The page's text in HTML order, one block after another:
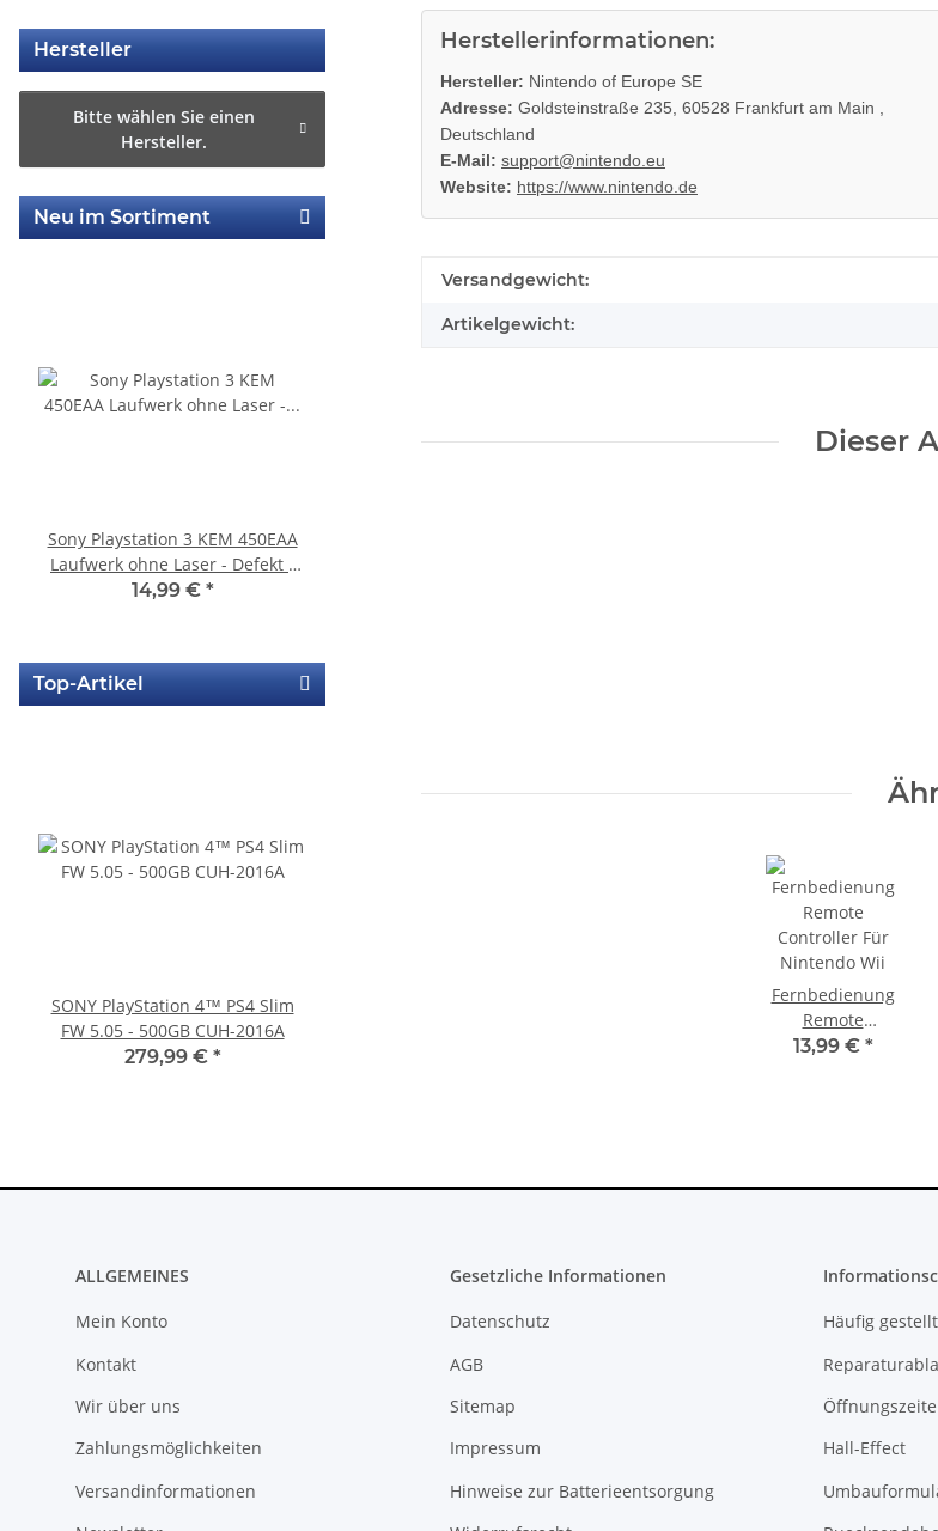
Herstellerinformationen:
Hersteller: Nintendo of Europe SE
Adresse: Goldsteinstraße 235, 60528 Frankfurt am Main ,
Deutschland
E-Mail: support@nintendo.eu
Website: https://www.nintendo.de
Produkteigenschaft
Wert
Versandgewicht:
Artikelgewicht:
Dieser
Fernbedienung
Remote
Controller Für
13,99 € *
Hersteller
Bitte wählen Sie einen
Hersteller.
Neu im Sortiment
Sony Playstation 3 KEM 450EAA
Laufwerk ohne Laser - Defekt -
Eratzteilspender
14,99 € *
Top-Artikel
SONY PlayStation 4™ PS4 Slim
FW 5.05 - 500GB CUH-2016A
279,99 € *
XBOX 360 Slim Netzteil 220V 135
Watt - 12V - 10.83A * neuXBOX
360 Slim Netzteil
23,99 €*
ALLGEMEINES
Mein Konto
Kontakt
Wir über uns
Zahlungsmöglichkeiten
Versandinformationen
Gesetzliche Informationen
Datenschutz
AGB
Sitemap
Impressum
Hinweise zur Batterieentsorgung
Häufig
Hall-Effect